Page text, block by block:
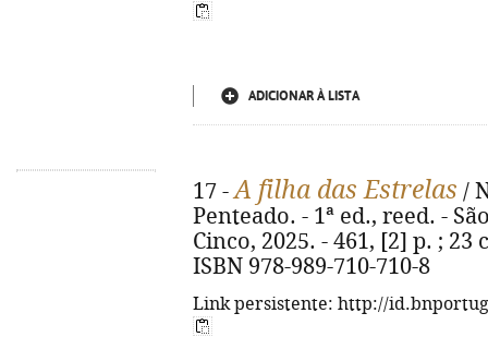
ADICIONAR À LISTA
17 -A filha das Estrelas /
Penteado. - 1ª ed., reed. -
Cinco, 2025. - 461, [2] p. ;
ISBN 978-989-710-710-8
Link persistente: http://